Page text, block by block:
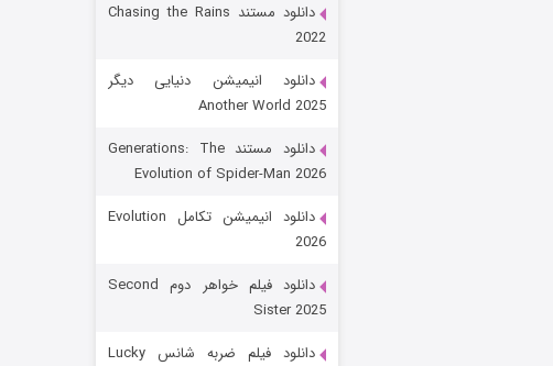
قسمت
رویایی برای تو
قسمت
دانلود مستند Chasing the Rains
2022
دانلود انیمیشن دنیایی دیگر
Another World 2025
دانلود مستند Generations: The
Evolution of Spider-Man 2026
دانلود انیمیشن تکامل Evolution
2026
دانلود فیلم خواهر دوم Second
Sister 2025
دانلود فیلم ضربه شانس Lucky